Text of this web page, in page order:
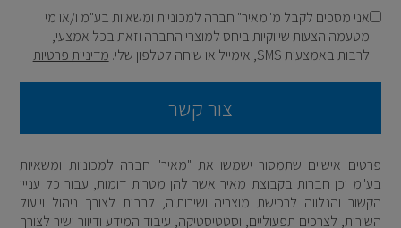
אני מסכים לקבל מ"מאיר" חברה למכוניות ומשאיות בע"מ ו/או מי
מטעמה הצעות שיווקיות ביחס למוצרי החברה וזאת בכל אמצעי,
לרבות באמצעות SMS, אימייל או שיחה לטלפון שלי.
מדיניות פרטיות
צור קשר
פרטים אישיים שתמסור ישמשו את "מאיר" חברה למכוניות ומשאיות
בע"מ וכן חברות בקבוצת מאיר אשר להן מטרות דומות, עבור כל עניין
הקשור והנלווה לרכישת מוצריה ושירותיה, לרבות לצורך ניהול וייעול
השירות, לצרכים תפעוליים, וסטטיסטיקה, עיבוד המידע ודיוור ישיר לצורך